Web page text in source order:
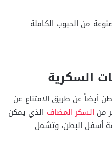
من الحبوب الكاملة
السكرية
أيضاً عن طريق الامتناع عن
من السكر المضاف الذي يمكن
أسفل البطن، وتشمل